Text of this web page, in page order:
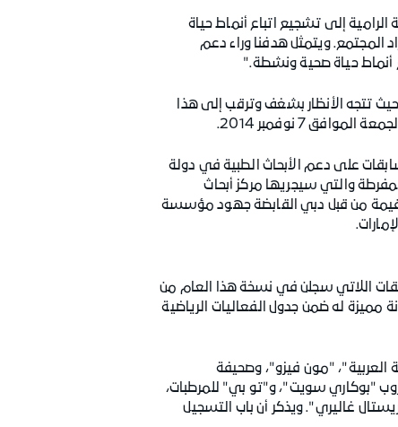
إلى تشجيع اتباع أنماط حياة
المجتمع. ويتمثل هدفنا وراء دعم
أنماط حياة صحية ونشطة."
تتجه الأنظار بشغف وترقب إلى هذا
7 نوفمبر 2014.
على دعم الأبحاث الطبية في دولة
والتي سيجريها مركز أبحاث
من قبل دبي القابضة جهود مؤسسة
اللاتي سجلن في نسخة هذا العام من
في ترسيخ مكانة مميزة له ضمن جدول الفعاليات الرياضية
"مون فيزو"، وصحيفة
"بوكاري سويت"، و"تو بي" للمرطبات،
غاليري". ويذكر أن باب التسجيل